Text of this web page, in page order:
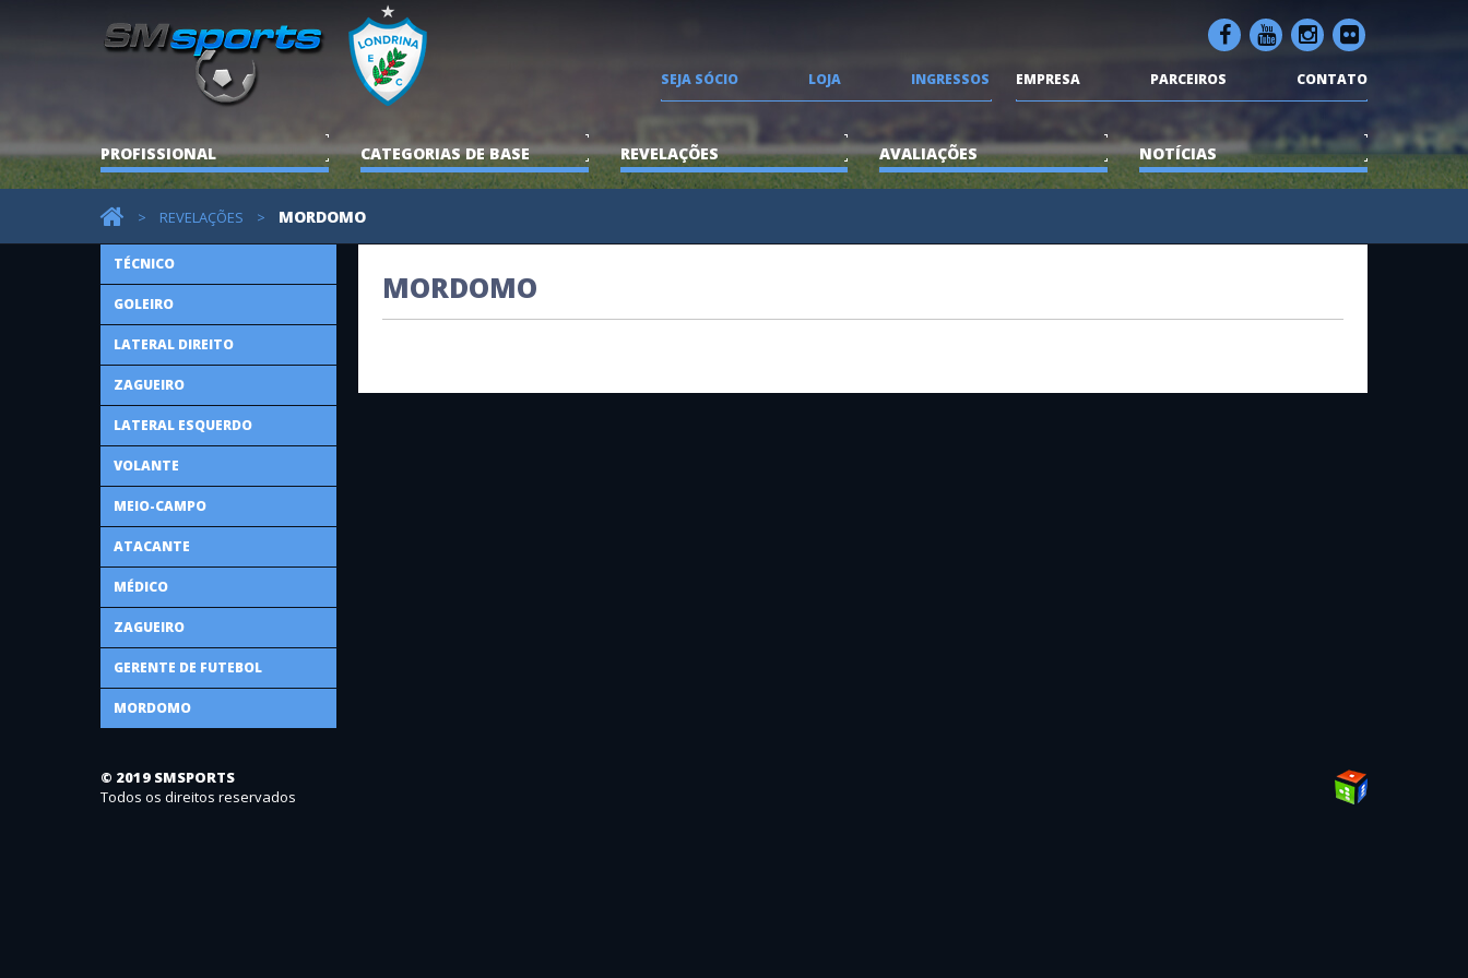
SEJA SÓCIO LOJA INGRESSOS EMPRESA PARCEIROS CONTATO
PROFISSIONAL CATEGORIAS DE BASE REVELAÇÕES AVALIAÇÕES NOTÍCIAS
> REVELAÇÕES > MORDOMO
TÉCNICO
GOLEIRO
LATERAL DIREITO
ZAGUEIRO
LATERAL ESQUERDO
VOLANTE
MEIO-CAMPO
ATACANTE
MÉDICO
ZAGUEIRO
GERENTE DE FUTEBOL
MORDOMO
MORDOMO
© 2019 SMSPORTS
Todos os direitos reservados